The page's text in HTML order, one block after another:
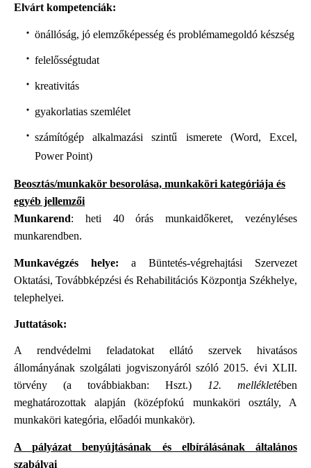
Elvárt kompetenciák:
önállóság, jó elemzőképesség és problémamegoldó készség
felelősségtudat
kreativitás
gyakorlatias szemlélet
számítógép alkalmazási szintű ismerete (Word, Excel,
Power Point)
Beosztás/munkakör besorolása, munkaköri kategóriája és
egyéb jellemzői
Munkarend: heti 40 órás munkaidőkeret, vezényléses
munkarendben.
Munkavégzés helye: a Büntetés-végrehajtási Szervezet
Oktatási, Továbbképzési és Rehabilitációs Központja Székhelye,
telephelyei.
Juttatások:
A rendvédelmi feladatokat ellátó szervek hivatásos
állományának szolgálati jogviszonyáról szóló 2015. évi XLII.
törvény (a továbbiakban: Hszt.)
12. mellékletében
meghatározottak alapján (középfokú munkaköri osztály, A
munkaköri kategória, előadói munkakör).
A pályázat benyújtásának és elbírálásának általános
szabályai